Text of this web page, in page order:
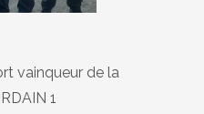
vainqueur de la
1